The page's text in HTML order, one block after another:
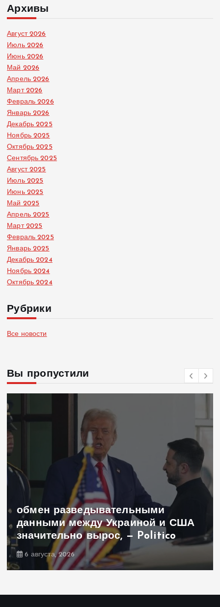
Архивы
Август 2026
Июль 2026
Июнь 2026
Май 2026
Апрель 2026
Март 2026
Февраль 2026
Январь 2026
Декабрь 2025
Ноябрь 2025
Октябрь 2025
Сентябрь 2025
Август 2025
Июль 2025
Июнь 2025
Май 2025
Апрель 2025
Март 2025
Февраль 2025
Январь 2025
Декабрь 2024
Ноябрь 2024
Октябрь 2024
Рубрики
Все новости
Вы пропустили
Залужный объяснил свое громкое
заявление о вступлении Украины
в НАТО
6 августа, 2026